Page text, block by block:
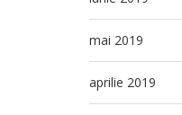
mai 2019
aprilie 2019